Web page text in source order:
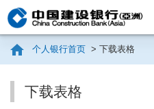
个人银行首页 > 下载表格
下载表格